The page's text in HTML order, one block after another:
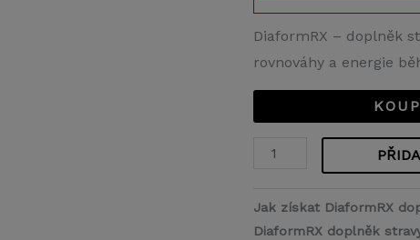
DiaformRX – doplněk
rovnováhy a energie
Jak získat DiaformRX
DiaformRX doplněk